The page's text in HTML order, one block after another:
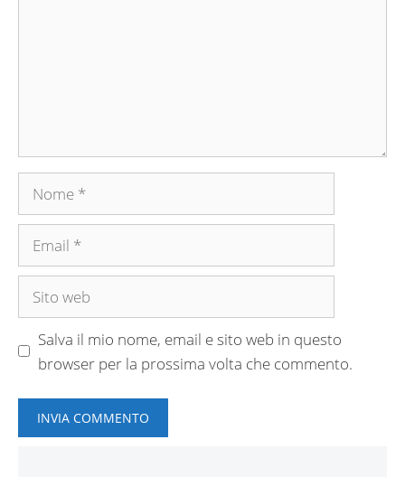
Nome
Email
Sito
Salva il mio nome, email e sito web in questo
browser per la prossima volta che commento.